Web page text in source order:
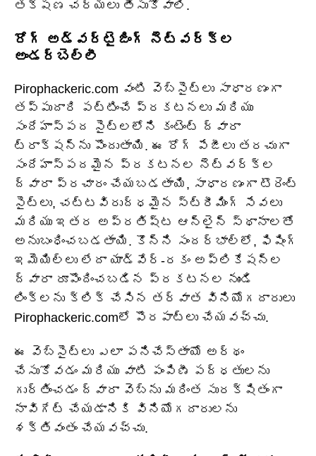
తక్షణ చర్యలు తీసుకోవాలి.
రోగ్ అడ్వర్టైజింగ్ నెట్‌వర్క్‌ల
అండర్‌బెల్లీ
Pirophackeric.com వంటి వెబ్‌సైట్‌లు సాధారణంగా
తప్పుదారి పట్టించే ప్రకటనలు మరియు
సందేహాస్పద సైట్‌లలోని కంటెంట్ ద్వారా
ట్రాక్షన్‌ను పొందుతాయి. ఈ రోగ్ పేజీలు తరచుగా
సందేహాస్పదమైన ప్రకటనల నెట్‌వర్క్‌ల
ద్వారా ప్రచారం చేయబడతాయి, సాధారణంగా టొరెంట్
సైట్‌లు, చట్టవిరుద్ధమైన స్ట్రీమింగ్ సేవలు
మరియు ఇతర అప్రతిష్ట ఆన్‌లైన్ స్థానాలతో
అనుబంధించబడతాయి. కొన్ని సందర్భాల్లో, ఫిషింగ్
ఇమెయిల్‌లు లేదా యాడ్‌వేర్-రకం అప్లికేషన్‌ల
ద్వారా రూపొందించబడిన ప్రకటనల నుండి
లింక్‌లను క్లిక్ చేసిన తర్వాత వినియోగదారులు
Pirophackeric.comలో పొరపాట్లు చేయవచ్చు.
ఈ వెబ్‌సైట్‌లు ఎలా పనిచేస్తాయో అర్థం
చేసుకోవడం మరియు వాటి పంపిణీ పద్ధతులను
గుర్తించడం ద్వారా వెబ్‌ను మరింత సురక్షితంగా
నావిగేట్ చేయడానికి వినియోగదారులను
శక్తివంతం చేయవచ్చు.